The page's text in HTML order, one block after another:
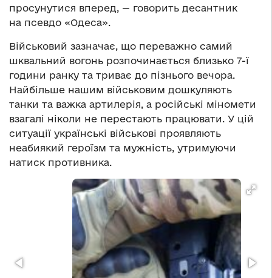
просунутися вперед, — говорить десантник
на псевдо «Одеса».
Військовий зазначає, що переважно самий
шквальний вогонь розпочинається близько 7-ї
години ранку та триває до пізнього вечора.
Найбільше нашим військовим дошкуляють
танки та важка артилерія, а російські міномети
взагалі ніколи не перестають працювати. У цій
ситуації українські військові проявляють
неабиякий героїзм та мужність, утримуючи
натиск противника.